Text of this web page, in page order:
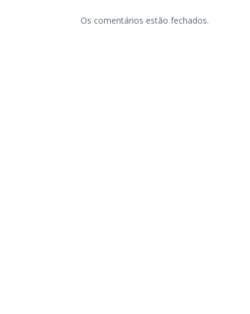
Os comentários estão fechados.